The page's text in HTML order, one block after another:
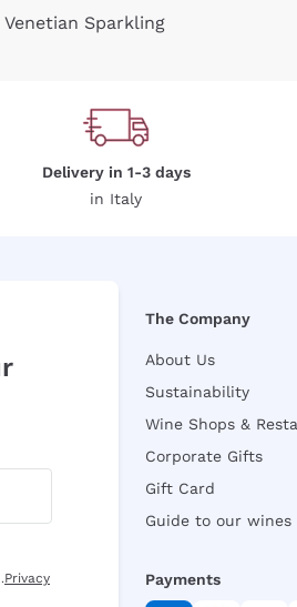
Venetian Sparkling
Delivery in 1-3 days
in Italy
Privacy
The Company
About Us
Sustainability
Wine Shops &
Corporate Gifts
Gift Card
Guide to our wines
Payments